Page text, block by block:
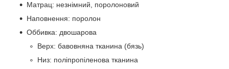
Матрац: незнімний, поролоновий
Наповнення: поролон
Оббивка: двошарова
Верх: бавовняна тканина (бязь)
Низ: поліпропіленова тканина